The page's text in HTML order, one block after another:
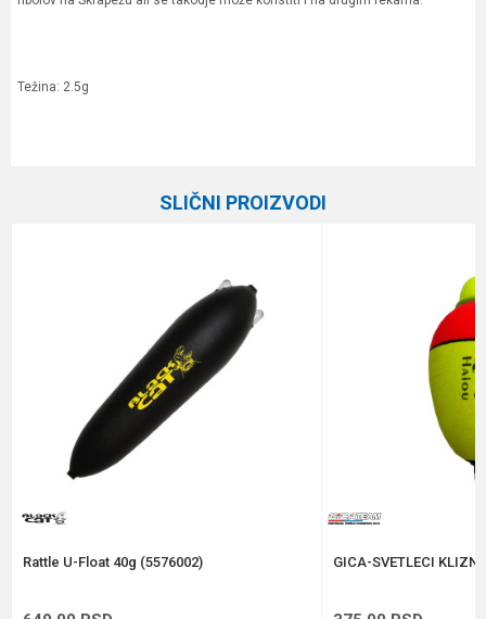
Težina: 2.5g
Anti-spam zaštita - izračunajte koliko je 2 + 3 :
SLIČNI PROIZVODI
Rattle U-Float 40g (5576002) GICA-SVETLECI